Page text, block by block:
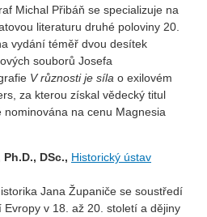
Michal Přibáň se specializuje na
literaturu druhé poloviny 20.
vydání téměř dvou desítek
souborů Josefa
V různosti je síla o exilovém
za kterou získal vědecký titul
na cenu Magnesia
DSc., Historický ústav
Jana Županiče se soustředí
v 18. až 20. století a dějiny